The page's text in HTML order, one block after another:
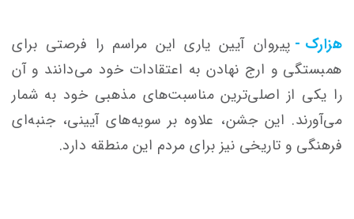
هزارک - پیروان آیین یاری این مراسم را فرصتی برای
همبستگی و ارج نهادن به اعتقادات خود می‌دانند و آن
را یکی از اصلی‌ترین مناسبت‌های مذهبی خود به شمار
می‌آورند. این جشن، علاوه بر سویه‌های آیینی، جنبه‌ای
فرهنگی و تاریخی نیز برای مردم این منطقه دارد.